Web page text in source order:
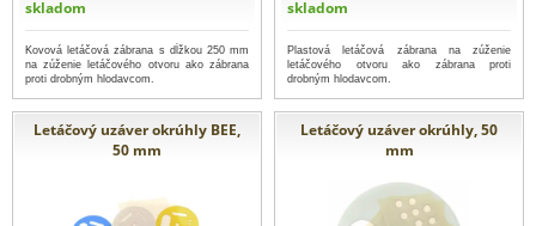
skladom
Kovová letáčová zábrana s dĺžkou 250 mm
na zúženie letáčového otvoru ako zábrana
proti drobným hlodavcom.
skladom
Plastová letáčová zábrana na zúženie
letáčového otvoru ako zábrana proti
drobným hlodavcom.
Letáčový uzáver okrúhly BEE,
50 mm
Letáčový uzáver okrúhly, 50
mm